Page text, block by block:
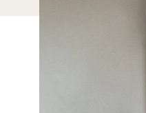
Šiandien
kuria puikias
skaito SKAITO
Su Gargždų